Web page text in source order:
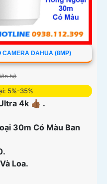
CAMERA DAHUA (8MP)
hệ
5%-35%
4k 👍🏾 .
30m Có Màu Ban
Loa.